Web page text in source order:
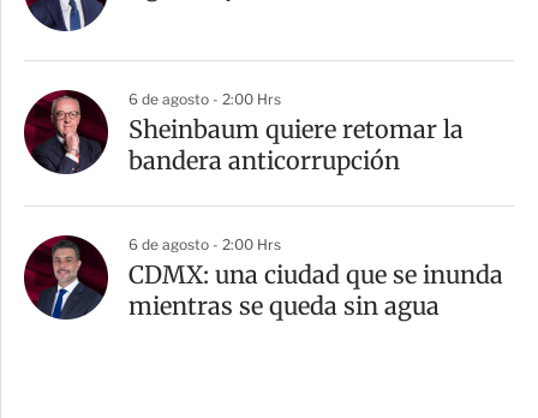
6 de agosto - 2:00 Hrs
Sheinbaum quiere retomar la
bandera anticorrupción
6 de agosto - 2:00 Hrs
CDMX: una ciudad que se inunda
mientras se queda sin agua